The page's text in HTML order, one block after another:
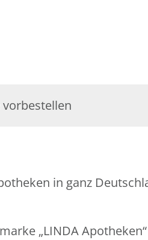
in ganz
„LINDA